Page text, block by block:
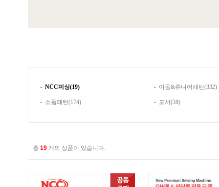
NCC미싱(19) 아동&쥬니어패턴(332)
소품패턴(174) 도서(38)
총 19 개의 상품이 있습니다.